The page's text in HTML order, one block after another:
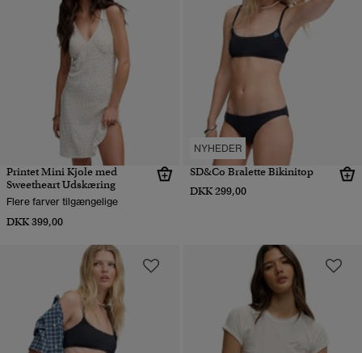
Printet Mini Kjole med
Sweetheart Udskæring
Flere farver tilgængelige
DKK 399,00
NYHEDER
SD&Co Bralette Bikinitop
DKK 299,00